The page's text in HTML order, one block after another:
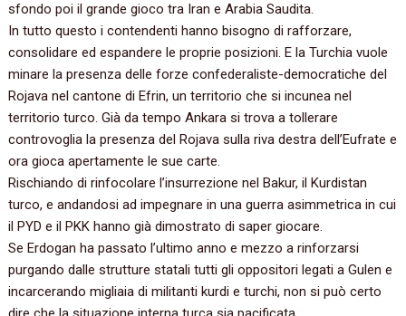
sfondo poi il grande gioco tra Iran e Arabia Saudita.
In tutto questo i contendenti hanno bisogno di rafforzare,
consolidare ed espandere le proprie posizioni. E la Turchia vuole
minare la presenza delle forze confederaliste-democratiche del
Rojava nel cantone di Efrin, un territorio che si incunea nel
territorio turco. Già da tempo Ankara si trova a tollerare
controvoglia la presenza del Rojava sulla riva destra dell’Eufrate e
ora gioca apertamente le sue carte.
Rischiando di rinfocolare l’insurrezione nel Bakur, il Kurdistan
turco, e andandosi ad impegnare in una guerra asimmetrica in cui
il PYD e il PKK hanno già dimostrato di saper giocare.
Se Erdogan ha passato l’ultimo anno e mezzo a rinforzarsi
purgando dalle strutture statali tutti gli oppositori legati a Gulen e
incarcerando migliaia di militanti kurdi e turchi, non si può certo